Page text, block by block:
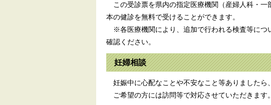
この受診票を県内の指定医療機関（産婦人科・一
本の健診を無料で受けることができます。
※各医療機関により、追加で行われる検査等につ
確認ください。
妊婦相談
妊娠中に心配なことや不安なこと等ありましたら
ご希望の方には訪問等で対応させていただきます。